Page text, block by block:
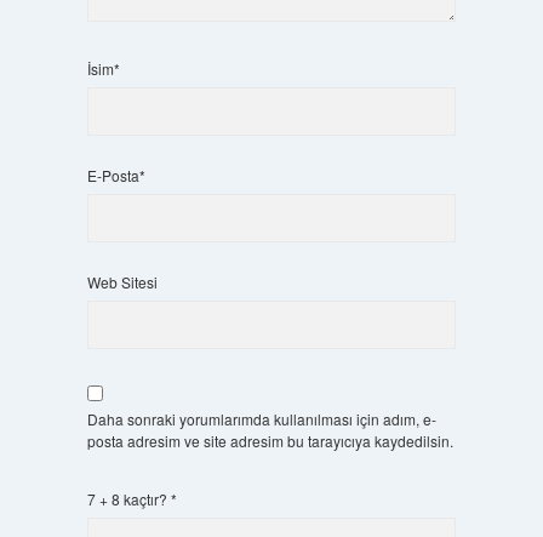
İsim*
E-Posta*
Web Sitesi
Daha sonraki yorumlarımda kullanılması için adım, e-
posta adresim ve site adresim bu tarayıcıya kaydedilsin.
7 + 8 kaçtır? *